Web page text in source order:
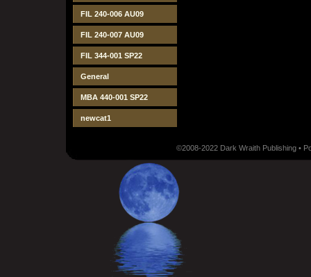
FIL 240-006 AU09
FIL 240-007 AU09
FIL 344-001 SP22
General
MBA 440-001 SP22
newcat1
©2008-2022 Dark Wraith Publishing •